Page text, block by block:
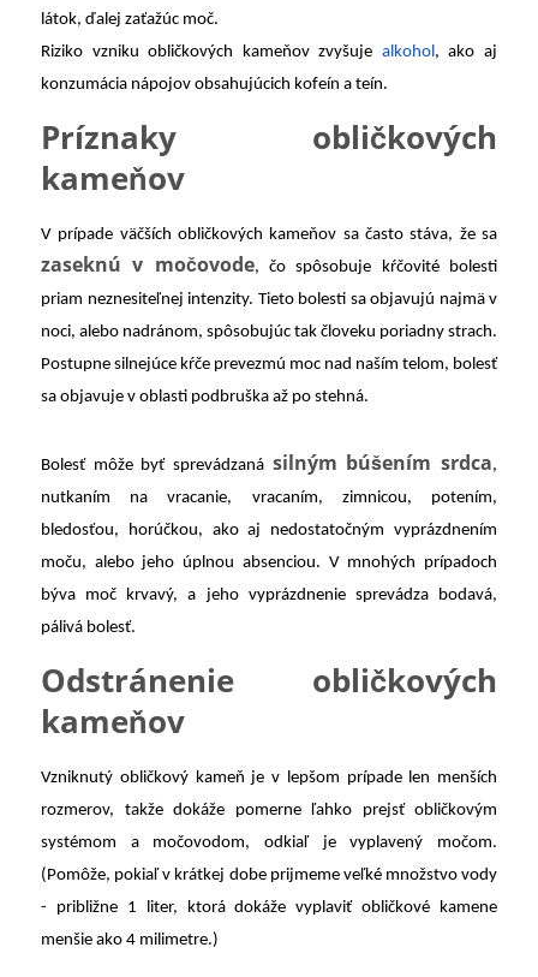
látok, ďalej zaťažúc moč.
Riziko vzniku obličkových kameňov zvyšuje alkohol , ako aj
konzumácia nápojov obsahujúcich kofeín a teín.
Príznaky obličkových
kameňov
V prípade väčších obličkových kameňov sa často stáva, že sa
zaseknú v močovode, čo spôsobuje kŕčovité bolesti
priam neznesiteľnej intenzity. Tieto bolesti sa objavujú najmä v
noci, alebo nadránom, spôsobujúc tak človeku poriadny strach.
Postupne silnejúce kŕče prevezmú moc nad naším telom, bolesť
sa objavuje v oblasti podbruška až po stehná.
Bolesť môže byť sprevádzaná silným búšením srdca,
nutkaním na vracanie, vracaním, zimnicou, potením,
bledosťou, horúčkou, ako aj nedostatočným vyprázdnením
moču, alebo jeho úplnou absenciou. V mnohých prípadoch
býva moč krvavý, a jeho vyprázdnenie sprevádza bodavá,
pálivá bolesť.
Odstránenie obličkových
kameňov
Vzniknutý obličkový kameň je v lepšom prípade len menších
rozmerov, takže dokáže pomerne ľahko prejsť obličkovým
systémom a močovodom, odkiaľ je vyplavený močom.
(Pomôže, pokiaľ v krátkej dobe prijmeme veľké množstvo vody
- približne 1 liter, ktorá dokáže vyplaviť obličkové kamene
menšie ako 4 milimetre.)